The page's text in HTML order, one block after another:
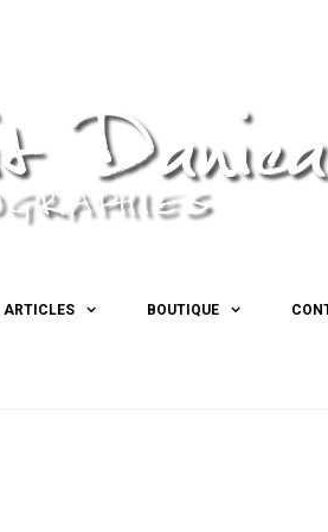
ARTICLES BOUTIQUE